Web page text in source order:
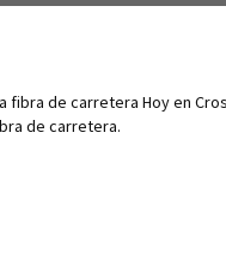
fibra de carretera Hoy en
de carretera.